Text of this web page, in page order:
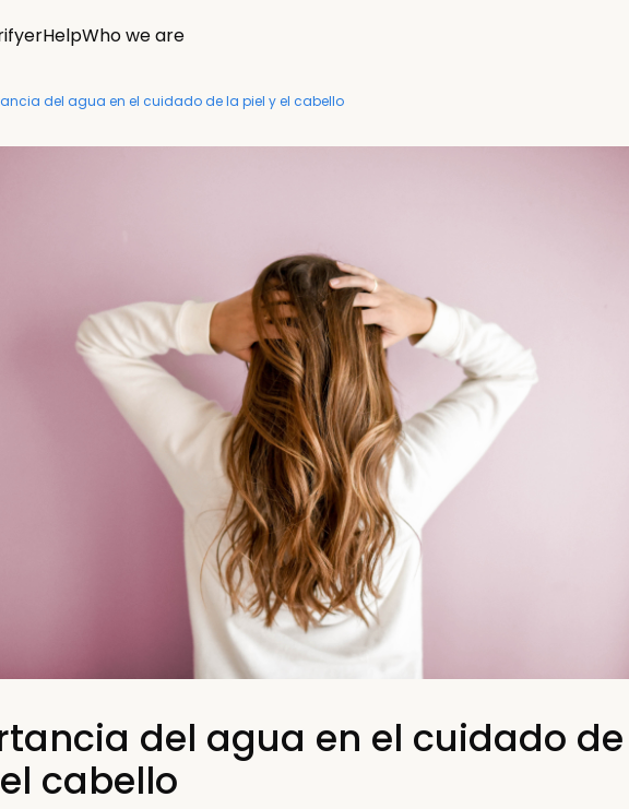
HelpWho we are
del agua en el cuidado de la piel y el cabello
del agua en el cuidado de
cabello